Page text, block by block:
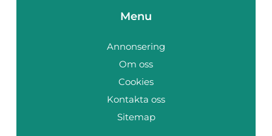
Menu
Annonsering
Om oss
Cookies
Kontakta oss
Sitemap